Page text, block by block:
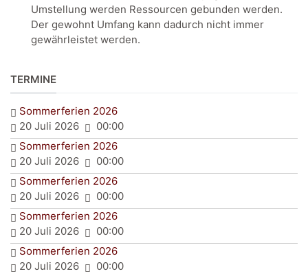
Umstellung werden Ressourcen gebunden werden.
Der gewohnt Umfang kann dadurch nicht immer
gewährleistet werden.
TERMINE
Sommerferien 2026
20 Juli 2026
00:00
Sommerferien 2026
20 Juli 2026
00:00
Sommerferien 2026
20 Juli 2026
00:00
Sommerferien 2026
20 Juli 2026
00:00
Sommerferien 2026
20 Juli 2026
00:00